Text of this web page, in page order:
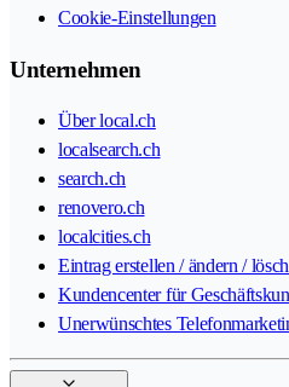
Cookie-Einstellungen
Unternehmen
Über local.ch
localsearch.ch
search.ch
renovero.ch
localcities.ch
Eintrag erstellen / ändern /
Kundencenter für
Unerwünschtes